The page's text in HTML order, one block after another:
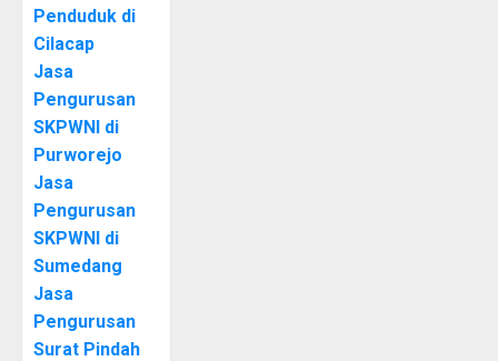
Penduduk di
Cilacap
Jasa
Pengurusan
SKPWNI di
Purworejo
Jasa
Pengurusan
SKPWNI di
Sumedang
Jasa
Pengurusan
Surat Pindah